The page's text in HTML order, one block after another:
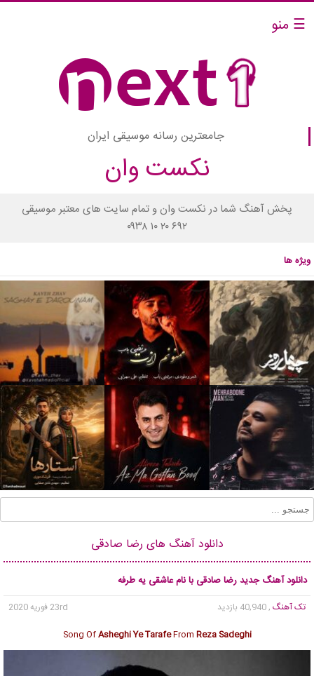
☰ منو
جامعترین رسانه موسیقی ایران
نکست وان
پخش آهنگ شما در نکست وان و تمام سایت های معتبر موسیقی
۰۹۳۸ ۱۰ ۲۰ ۶۹۲
ویژه ها
دانلود آهنگ های رضا صادقی
دانلود آهنگ جدید رضا صادقی با نام عاشقی یه طرفه
تک آهنگ , 40,940 بازدید
23rd فوریه 2020
Song OfAsheghi Ye TarafeFrom Reza Sadeghi